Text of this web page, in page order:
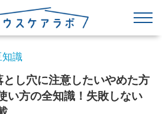
知識
し穴に注意したいやめた方
い方の全知識！失敗しない